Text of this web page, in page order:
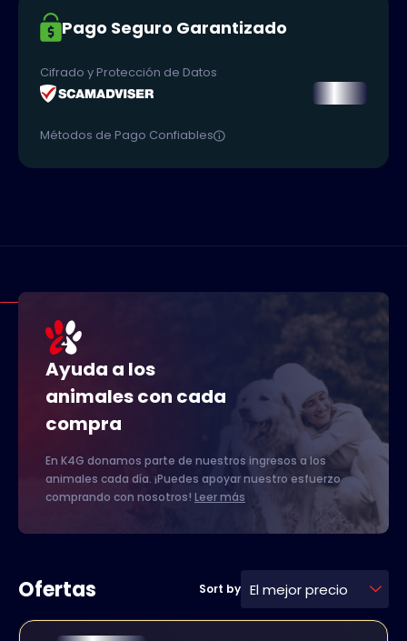
Pago Seguro Garantizado
Cifrado y Protección de Datos
Métodos de Pago Confiables
Ayuda a los
animales con cada
compra
En K4G donamos parte de nuestros ingresos a los
animales cada día. ¡Puedes apoyar nuestro esfuerzo
comprando con nosotros! Leer más
Ofertas Sort by El mejor precio